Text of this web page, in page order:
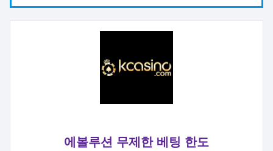
에볼루션 무제한 베팅 한도